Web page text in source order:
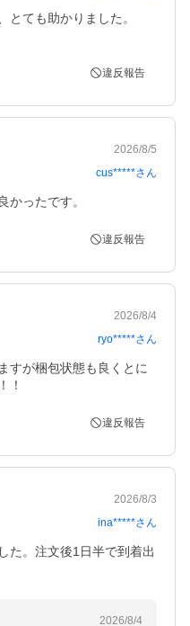
とても助かりました。
違反報告
2026/8/5
cus*****さん
かったです。
違反報告
2026/8/4
ryo*****さん
すが梱包状態も良くとに
！
違反報告
2026/8/3
ina*****さん
た。注文後1日半で到着出
2026/8/4